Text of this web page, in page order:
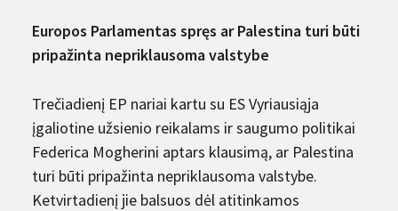
Europos Parlamentas spręs ar Palestina turi būti
pripažinta nepriklausoma valstybe
Trečiadienį EP nariai kartu su ES Vyriausiąja
įgaliotine užsienio reikalams ir saugumo politikai
Federica Mogherini aptars klausimą, ar Palestina
turi būti pripažinta nepriklausoma valstybe.
Ketvirtadienį jie balsuos dėl atitinkamos